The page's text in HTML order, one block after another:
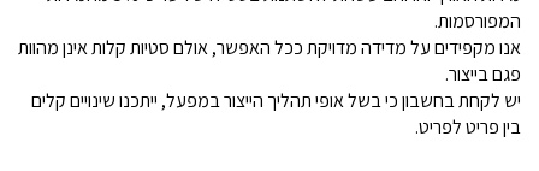
המפורסמות.
אנו מקפידים על מדידה מדויקת ככל האפשר, אולם סטיות קלות אינן מהוות
פגם בייצור.
יש לקחת בחשבון כי בשל אופי תהליך הייצור במפעל, ייתכנו שינויים קלים
בין פריט לפריט.